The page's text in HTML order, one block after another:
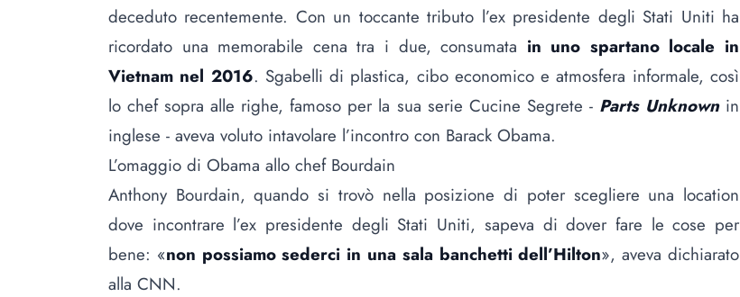
deceduto recentemente. Con un toccante tributo l’ex presidente degli Stati Uniti ha
ricordato una memorabile cena tra i due, consumata in uno spartano locale in
Vietnam nel 2016. Sgabelli di plastica, cibo economico e atmosfera informale, così
lo chef sopra alle righe, famoso per la sua serie Cucine Segrete - Parts Unknownin
inglese - aveva voluto intavolare l’incontro con Barack Obama.
L’omaggio di Obama allo chef Bourdain
Anthony Bourdain, quando si trovò nella posizione di poter scegliere una location
dove incontrare l’ex presidente degli Stati Uniti, sapeva di dover fare le cose per
bene: «non possiamo sederci in una sala banchetti dell’Hilton», aveva dichiarato
alla CNN.